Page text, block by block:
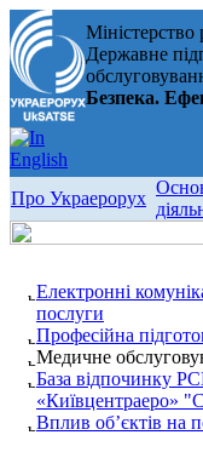
Міністерство
Державне
Безпека.
Про Украерорух
Електронні
послуги
Професійна
Медичне
База відпочинку
«Київцентраеро»
Вплив об’єктів на